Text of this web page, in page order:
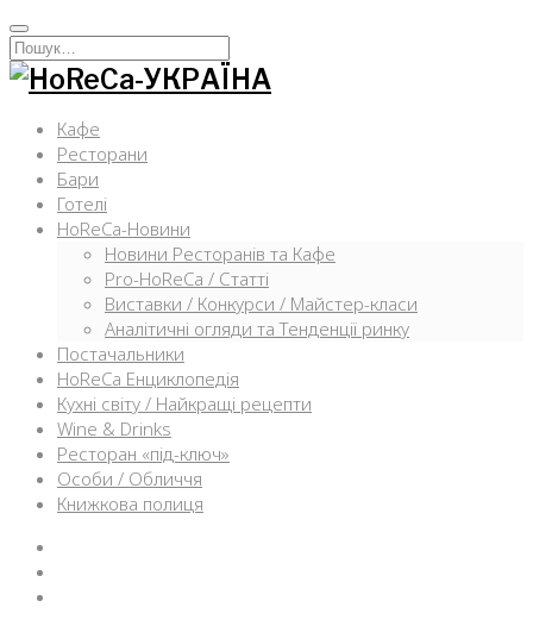
Перейти
к
содержимому
Искать:
Кафе
Ресторани
Бари
Готелі
HoReCa-Новини
Новини Ресторанів та Кафе
Pro-HoReCa / Статті
Виставки / Конкурси / Майстер-класи
Аналітичні огляди та Тенденції ринку
Постачальники
HoReCa Енциклопедія
Кухні світу / Найкращі рецепти
Wine & Drinks
Ресторан «під-ключ»
Особи / Обличчя
Книжкова полиця